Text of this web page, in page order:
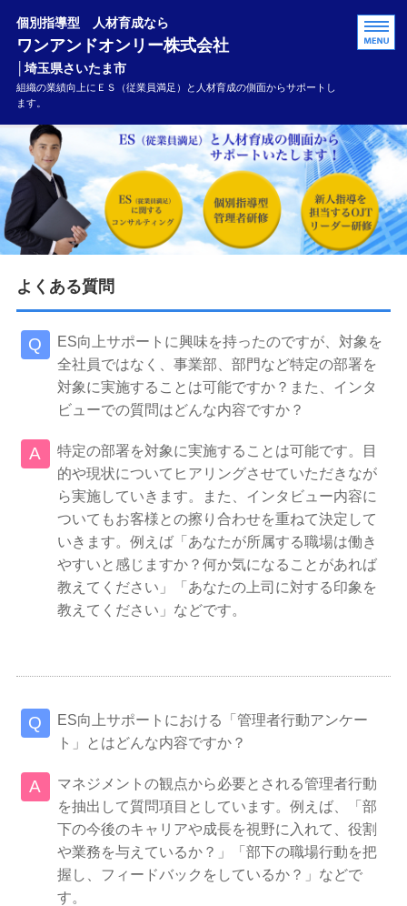
個別指導型 人材育成なら
ワンアンドオンリー株式会社
│埼玉県さいたま市
組織の業績向上にＥＳ（従業員満足）と人材育成の側面からサポートし
ます。
HOME
サービス案内
事例
会社概要
お問い合わせ
よくある質問
ES向上サポートに興味を持ったのですが、対象を
全社員ではなく、事業部、部門など特定の部署を
対象に実施することは可能ですか？また、インタ
ビューでの質問はどんな内容ですか？
特定の部署を対象に実施することは可能です。目
的や現状についてヒアリングさせていただきなが
ら実施していきます。また、インタビュー内容に
ついてもお客様との擦り合わせを重ねて決定して
いきます。例えば「あなたが所属する職場は働き
やすいと感じますか？何か気になることがあれば
教えてください」「あなたの上司に対する印象を
教えてください」などです。
ES向上サポートにおける「管理者行動アンケー
ト」とはどんな内容ですか？
マネジメントの観点から必要とされる管理者行動
を抽出して質問項目としています。例えば、「部
下の今後のキャリアや成長を視野に入れて、役割
や業務を与えているか？」「部下の職場行動を把
握し、フィードバックをしているか？」などで
す。